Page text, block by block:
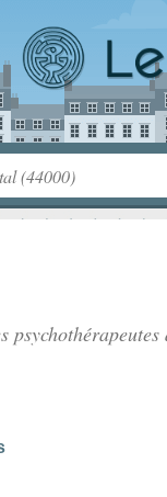
psychothérapeutes